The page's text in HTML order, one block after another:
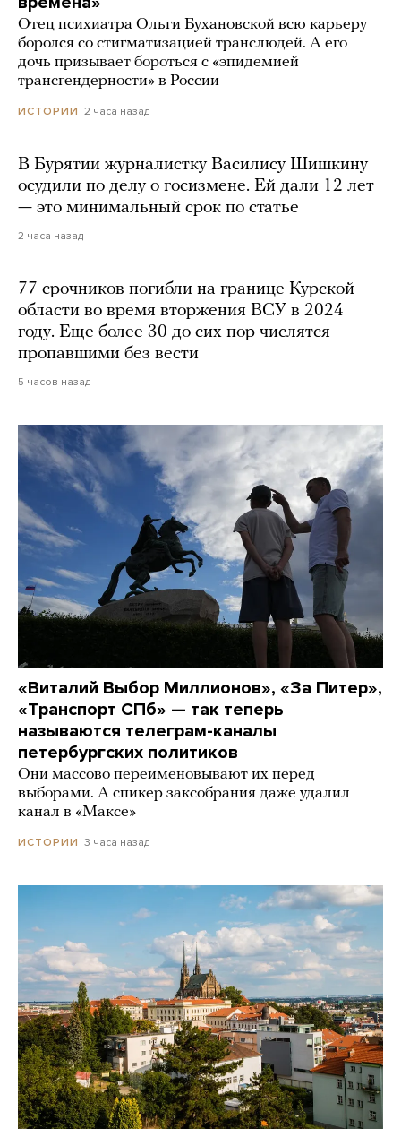
Отец психиатра Ольги Бухановской всю карьеру
боролся со стигматизацией транслюдей. А его
дочь призывает бороться с «эпидемией
трансгендерности» в России
ИСТОРИИ 2 часа назад
В Бурятии журналистку Василису Шишкину
осудили по делу о госизмене. Ей дали 12 лет
— это минимальный срок по статье
2 часа назад
77 срочников погибли на границе Курской
области во время вторжения ВСУ в 2024
году. Еще более 30 до сих пор числятся
пропавшими без вести
5 часов назад
«Виталий Выбор Миллионов», «За Питер»,
«Транспорт СПб» — так теперь
называются телеграм-каналы
петербургских политиков
Они массово переименовывают их перед
выборами. А спикер заксобрания даже удалил
канал в «Максе»
ИСТОРИИ 3 часа назад